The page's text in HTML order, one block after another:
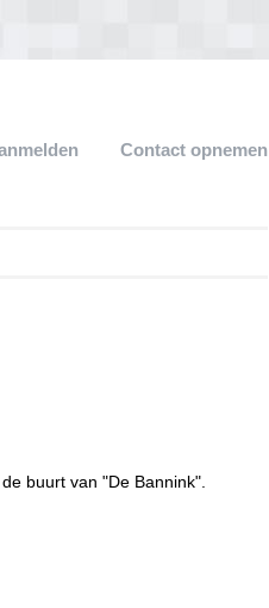
Contact opnemen
buurt van "De Bannink".